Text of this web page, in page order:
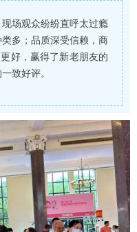
场观众纷纷直呼太过瘾
多；品质深受信赖，商
好，赢得了新老朋友的
致好评。